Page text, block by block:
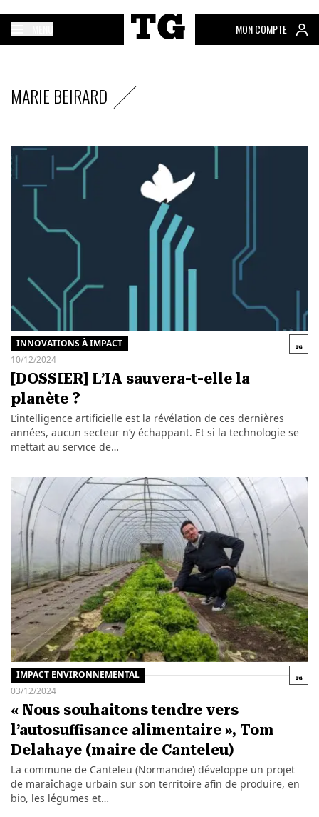
MON COMPTE
MARIE BEIRARD
INNOVATIONS À IMPACT
10/12/2024
[DOSSIER] L’IA sauvera-t-elle la
planète ?
L’intelligence artificielle est la révélation de ces dernières
années, aucun secteur n’y échappant. Et si la technologie se
mettait au service de…
IMPACT ENVIRONNEMENTAL
03/12/2024
« Nous souhaitons tendre vers
l’autosuffisance alimentaire », Tom
Delahaye (maire de Canteleu)
La commune de Canteleu (Normandie) développe un projet
de maraîchage urbain sur son territoire afin de produire, en
bio, les légumes et…